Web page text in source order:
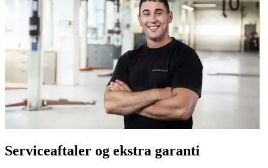
Serviceaftaler og ekstra garanti